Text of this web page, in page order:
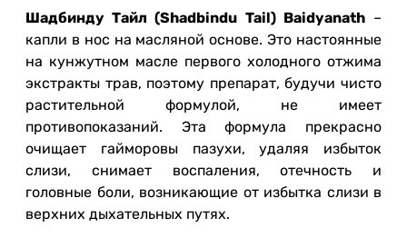
Шадбинду Тайл (Shadbindu Tail) Baidyanath –
капли в нос на масляной основе. Это настоянные
на кунжутном масле первого холодного отжима
экстракты трав, поэтому препарат, будучи чисто
растительной формулой, не имеет
противопоказаний. Эта формула прекрасно
очищает гайморовы пазухи, удаляя избыток
слизи, снимает воспаления, отечность и
головные боли, возникающие от избытка слизи в
верхних дыхательных путях.